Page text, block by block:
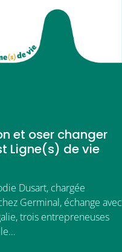
et oser changer
Ligne(s) de vie
Dusart, chargée
Germinal, échange avec
trois entrepreneuses